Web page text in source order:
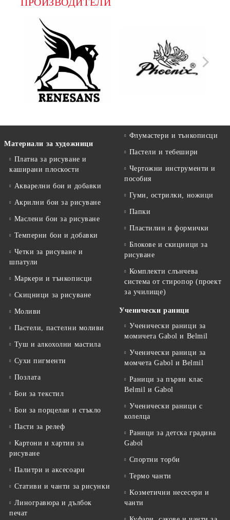
Материали за художници
Платна за рисуване и
каширани плоскости
Акварелни бои и добавки
Акрилни бои за рисуване
Маслени бои за рисуване
Темперни бои и добавки
Четки за рисуване и
шпатули
Маркери и тънкописци
Скицници за рисуване
Моливи
Пастели, пастелни моливи
Туш и алкохолни мастила
Сухи пигменти
Позлата
Бои за текстил
Бои за порцелан и стъкло
Пасти за релеф
Картони и хартии за
рисуване
Палитри и аксесоари
Стативи и чанти за рисунки
Линогравюра и дълбок
печат
Флумастери и тънкописци
Пастели и тебешири
Чертожни инструменти и
пособия
Гуми, острилки, ножици
Папки
Пластилин и формички
Блокове и скицници за
рисуване
Комплекти слънчева
система от стиропор (проект
за училище)
Ученически раници
Ученически раници за
момичета Gabol и Belmil
Ученически раници за
момчета Gabol и Belmil
Раници за първи клас
Belmil и Gabol
Ученически раници с
колелца
Раници за детска градина
Gabol
Спортни торби
Термо чанти
Kозметични несесери и
чанти